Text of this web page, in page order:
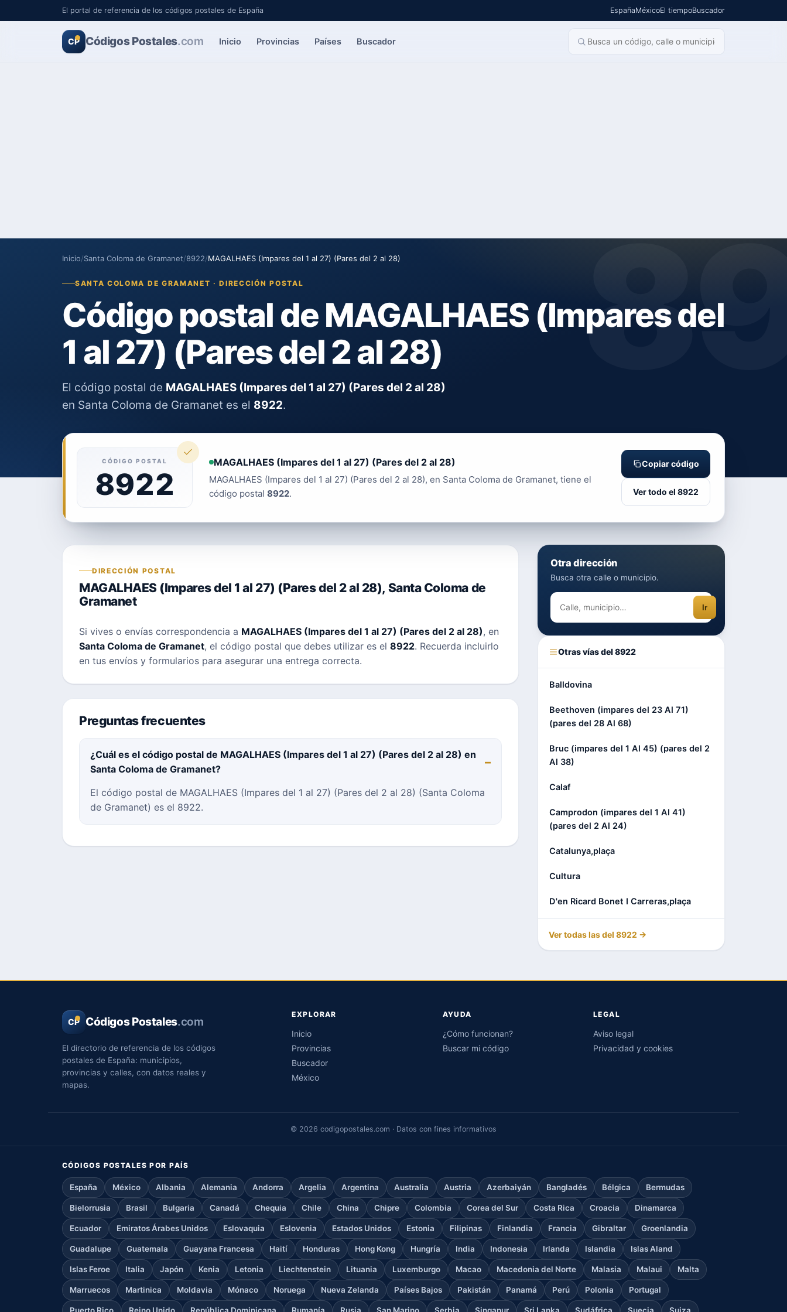
El portal de referencia de los códigos postales de España EspañaMéxicoEl tiempoBuscador
CP Códigos Postales.com Inicio Provincias Países Buscador
Inicio/Santa Coloma de Gramanet/8922/MAGALHAES (Impares del 1 al 27) (Pares del 2 al 28)
SANTA COLOMA DE GRAMANET · DIRECCIÓN POSTAL
Código postal de MAGALHAES (Impares del
1 al 27) (Pares del 2 al 28)
El código postal de MAGALHAES (Impares del 1 al 27) (Pares del 2 al 28)
en Santa Coloma de Gramanet es el 8922.
CÓDIGO POSTAL
8922
MAGALHAES (Impares del 1 al 27) (Pares del 2 al 28)
MAGALHAES (Impares del 1 al 27) (Pares del 2 al 28), en Santa Coloma de Gramanet, tiene el
código postal 8922.
Copiar código
Ver todo el 8922
DIRECCIÓN POSTAL
MAGALHAES (Impares del 1 al 27) (Pares del 2 al 28), Santa Coloma de
Gramanet
Si vives o envías correspondencia a MAGALHAES (Impares del 1 al 27) (Pares del 2 al 28), en
Santa Coloma de Gramanet, el código postal que debes utilizar es el 8922. Recuerda incluirlo
en tus envíos y formularios para asegurar una entrega correcta.
Preguntas frecuentes
¿Cuál es el código postal de MAGALHAES (Impares del 1 al 27) (Pares del 2 al 28) en
Santa Coloma de Gramanet?
El código postal de MAGALHAES (Impares del 1 al 27) (Pares del 2 al 28) (Santa Coloma
de Gramanet) es el 8922.
Otra dirección
Busca otra calle o municipio.
Ir
Otras vías del 8922
Balldovina
Beethoven (impares del 23 Al 71)
(pares del 28 Al 68)
Bruc (impares del 1 Al 45) (pares del 2
Al 38)
Calaf
Camprodon (impares del 1 Al 41)
(pares del 2 Al 24)
Catalunya,plaça
Cultura
D'en Ricard Bonet I Carreras,plaça
Ver todas las del 8922 →
CP Códigos Postales.com
El directorio de referencia de los códigos
postales de España: municipios,
provincias y calles, con datos reales y
mapas.
EXPLORAR
Inicio
Provincias
Buscador
México
AYUDA
¿Cómo funcionan?
Buscar mi código
LEGAL
Aviso legal
Privacidad y cookies
© 2026 codigopostales.com · Datos con fines informativos
CÓDIGOS POSTALES POR PAÍS
España México Albania Alemania Andorra Argelia Argentina Australia Austria Azerbaiyán Bangladés Bélgica Bermudas
Bielorrusia Brasil Bulgaria Canadá Chequia Chile China Chipre Colombia Corea del Sur Costa Rica Croacia Dinamarca
Ecuador Emiratos Árabes Unidos Eslovaquia Eslovenia Estados Unidos Estonia Filipinas Finlandia Francia Gibraltar Groenlandia
Guadalupe Guatemala Guayana Francesa Haití Honduras Hong Kong Hungría India Indonesia Irlanda Islandia Islas Aland
Islas Feroe Italia Japón Kenia Letonia Liechtenstein Lituania Luxemburgo Macao Macedonia del Norte Malasia Malaui Malta
Marruecos Martinica Moldavia Mónaco Noruega Nueva Zelanda Países Bajos Pakistán Panamá Perú Polonia Portugal